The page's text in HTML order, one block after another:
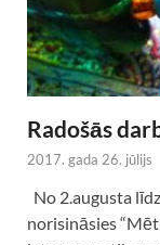
Radošās
2017. gada 26. jūlijs
No 2.augusta
norisināsies